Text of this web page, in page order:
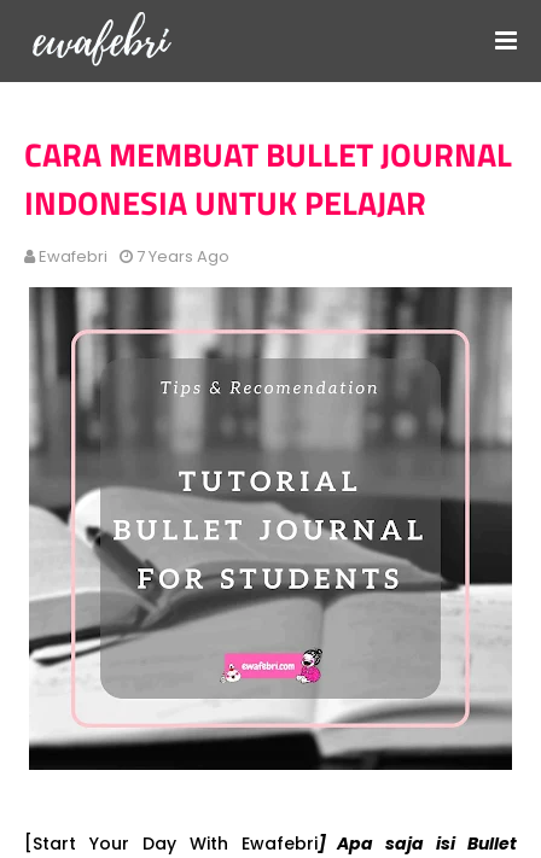
CARA MEMBUAT BULLET JOURNAL
INDONESIA UNTUK PELAJAR
Ewafebri 7 Years Ago
[Start Your Day With Ewafebri] Apa saja isi Bullet